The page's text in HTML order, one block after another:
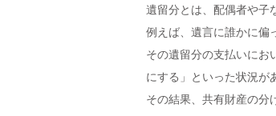
遺留分とは、配偶者や子
例えば、遺言に誰かに偏
その遺留分の支払いにお
にする」といった状況が
その結果、共有財産の分